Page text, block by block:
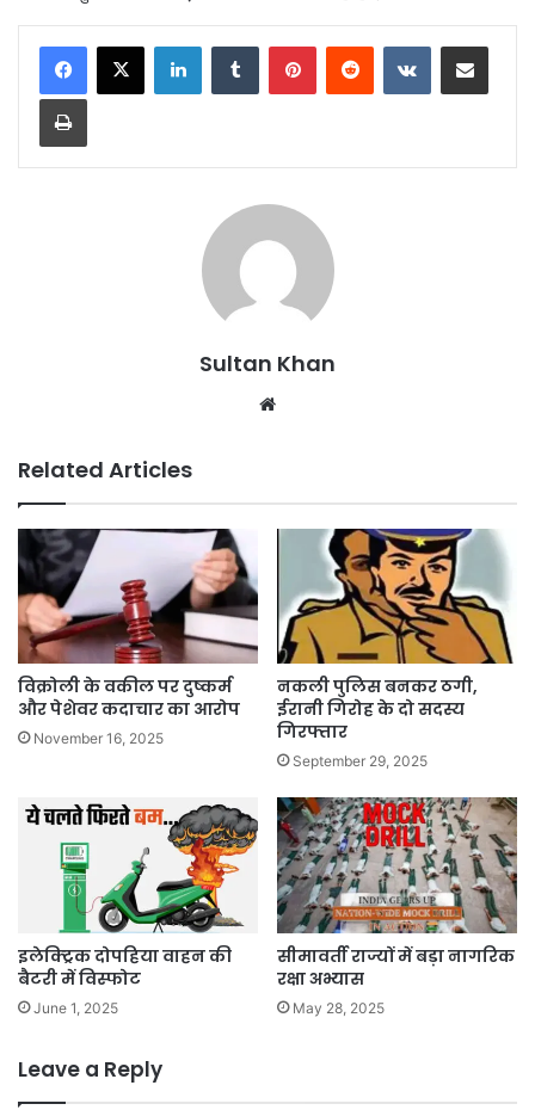
Sultan Khan
Related Articles
विक्रोली के वकील पर दुष्कर्म
और पेशेवर कदाचार का आरोप
November 16, 2025
नकली पुलिस बनकर ठगी,
ईरानी गिरोह के दो सदस्य
गिरफ्तार
September 29, 2025
इलेक्ट्रिक दोपहिया वाहन की
बैटरी में विस्फोट
June 1, 2025
सीमावर्ती राज्यों में बड़ा नागरिक
रक्षा अभ्यास
May 28, 2025
Leave a Reply